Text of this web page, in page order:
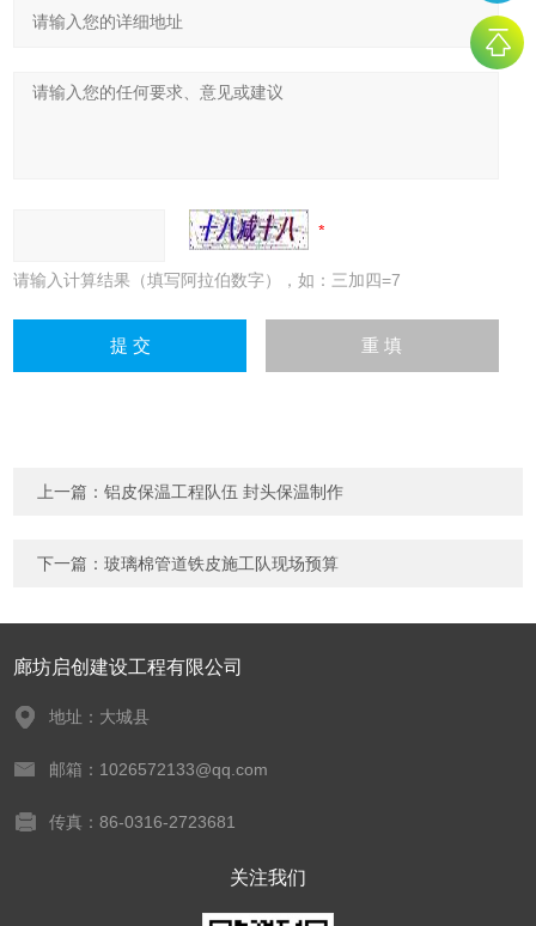
请输入计算结果（填写阿拉伯数字），如：三加四=7
上一篇：铝皮保温工程队伍 封头保温制作
下一篇：玻璃棉管道铁皮施工队现场预算
廊坊启创建设工程有限公司
地址：大城县
邮箱：1026572133@qq.com
传真：86-0316-2723681
关注我们